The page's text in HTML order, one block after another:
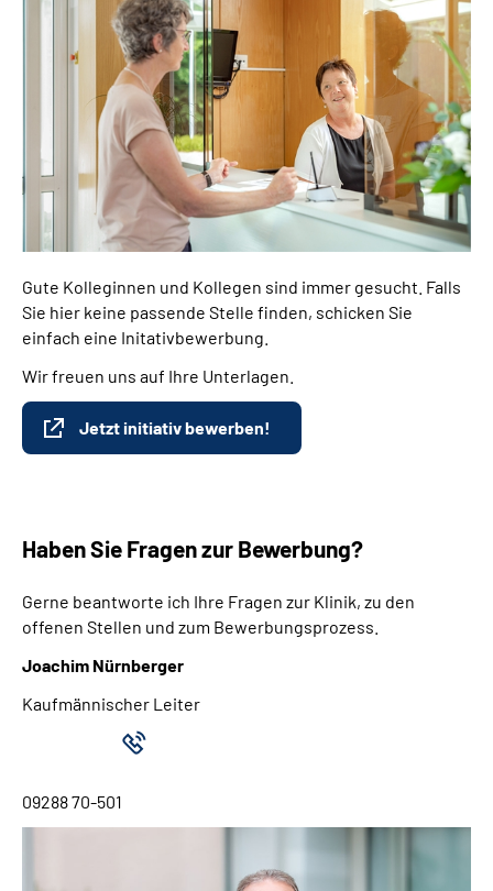
Gute Kolleginnen und Kollegen sind immer gesucht. Falls
Sie hier keine passende Stelle finden, schicken Sie
einfach eine Initativbewerbung.
Wir freuen uns auf Ihre Unterlagen.
Jetzt initiativ bewerben!
Haben Sie Fragen zur Bewerbung?
Gerne beantworte ich Ihre Fragen zur Klinik, zu den
offenen Stellen und zum Bewerbungsprozess.
Joachim Nürnberger
Kaufmännischer Leiter
09288 70-501